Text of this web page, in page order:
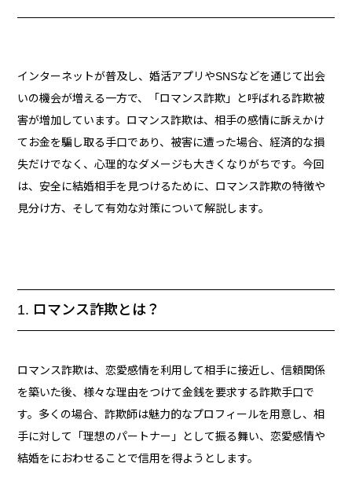
インターネットが普及し、婚活アプリやSNSなどを通じて出会
いの機会が増える一方で、「ロマンス詐欺」と呼ばれる詐欺被
害が増加しています。ロマンス詐欺は、相手の感情に訴えかけ
てお金を騙し取る手口であり、被害に遭った場合、経済的な損
失だけでなく、心理的なダメージも大きくなりがちです。今回
は、安全に結婚相手を見つけるために、ロマンス詐欺の特徴や
見分け方、そして有効な対策について解説します。
1. ロマンス詐欺とは？
ロマンス詐欺は、恋愛感情を利用して相手に接近し、信頼関係
を築いた後、様々な理由をつけて金銭を要求する詐欺手口で
す。多くの場合、詐欺師は魅力的なプロフィールを用意し、相
手に対して「理想のパートナー」として振る舞い、恋愛感情や
結婚をにおわせることで信用を得ようとします。